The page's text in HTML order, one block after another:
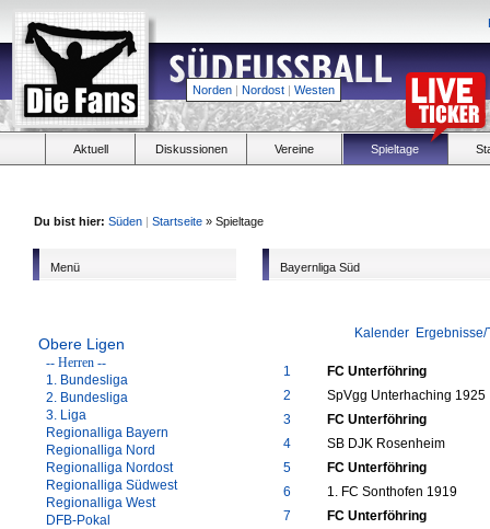
Norden | Nordost | Westen
Aktuell Diskussionen Vereine Spieltage
Du bist hier: Süden | Startseite » Spieltage
Menü
Obere Ligen
-- Herren --
1. Bundesliga
2. Bundesliga
3. Liga
Regionalliga Bayern
Regionalliga Nord
Regionalliga Nordost
Regionalliga Südwest
Regionalliga West
DFB-Pokal
Bayernliga Süd
Kalender
1
FC Unterföhring
2
SpVgg Unterhaching 1925
3
FC Unterföhring
4
SB DJK Rosenheim
5
FC Unterföhring
6
1. FC Sonthofen 1919
7
FC Unterföhring